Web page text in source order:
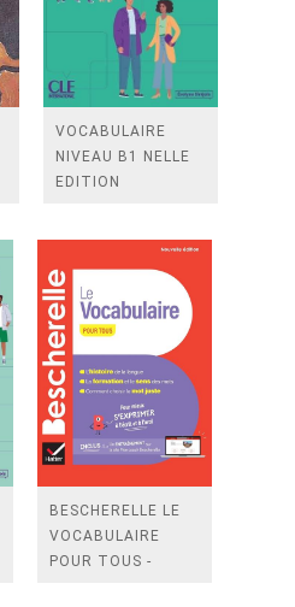
VOCABULAIRE
NIVEAU B1 NELLE
EDITION
BESCHERELLE LE
VOCABULAIRE
POUR TOUS -